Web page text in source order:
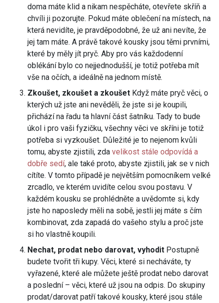
doma máte klid a nikam nespěcháte, otevřete skříň a
chvíli ji pozorujte. Pokud máte oblečení na místech, na
která nevidíte, je pravděpodobné, že už ani nevíte, že
jej tam máte. A právě takové kousky jsou těmi prvními,
které by měly jít pryč. Aby pro vás každodenní
oblékání bylo co nejjednodušší, je totiž potřeba mít
vše na očích, a ideálně na jednom místě.
Zkoušet, zkoušet a zkoušet Když máte pryč věci, o
kterých už jste ani nevěděli, že jste si je koupili,
přichází na řadu ta hlavní část šatníku. Tady to bude
úkol i pro vaši fyzičku, všechny věci ve skříni je totiž
potřeba si vyzkoušet. Důležité je to nejenom kvůli
tomu, abyste zjistili, zda velikost stále odpovídá a
dobře sedí, ale také proto, abyste zjistili, jak se v nich
cítíte. V tomto případě je největším pomocníkem velké
zrcadlo, ve kterém uvidíte celou svou postavu. V
každém kousku se prohlédněte a uvědomte si, kdy
jste ho naposledy měli na sobě, jestli jej máte s čím
kombinovat, zda zapadá do vašeho stylu a proč jste
si ho vlastně koupili.
Nechat, prodat nebo darovat, vyhodit Postupně
budete tvořit tři kupy. Věci, které si necháváte, ty
vyřazené, které ale můžete ještě prodat nebo darovat
a poslední – věci, které už jsou na odpis. Do skupiny
prodat/darovat patří takové kousky, které jsou stále